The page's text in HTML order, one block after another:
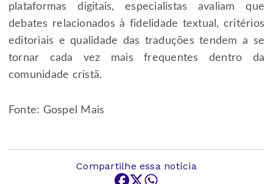
plataformas digitais, especialistas avaliam que
debates relacionados à fidelidade textual, critérios
editoriais e qualidade das traduções tendem a se
tornar cada vez mais frequentes dentro da
comunidade cristã.
Fonte: Gospel Mais
Compartilhe essa notícia